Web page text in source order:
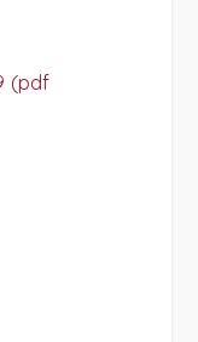
(pdf